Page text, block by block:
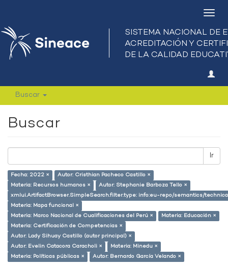
Buscar
Buscar
Ir
Fecha: 2022 ×
Autor: Cristhian Pacheco Castillo ×
Materia: Recursos humanos ×
Autor: Stephanie Barboza Tello ×
xmlui.ArtifactBrowser.SimpleSearch.filter.type: info:eu-repo/semantics/
Materia: Mapa funcional ×
Materia: Marco Nacional de Cualificaciones del Perú ×
Materia: Educación ×
Materia: Certificación de Competencias ×
Autor: Lady Sihuay Castillo (autor principal) ×
Autor: Evelin Catacora Caracholi ×
Materia: Minedu ×
Materia: Políticas públicas ×
Autor: Bernardo García Velando ×